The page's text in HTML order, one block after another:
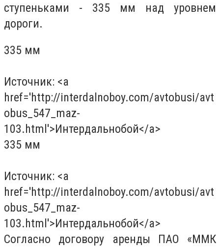
ступеньками - 335 мм над уровнем
дороги.
335 мм
Источник: <a
href='http://interdalnoboy.com/avtobusi/avt
obus_547_maz-
103.html'>Интердальнобой</a>
335 мм
Источник: <a
href='http://interdalnoboy.com/avtobusi/avt
obus_547_maz-
103.html'>Интердальнобой</a>
Согласно договору аренды ПАО «ММК